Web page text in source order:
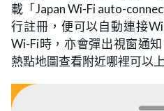
載「Japan Wi-Fi auto-
行註冊，便可以自動連接
Wi-Fi時，亦會彈出視窗通
熱點地圖查看附近哪裡可以